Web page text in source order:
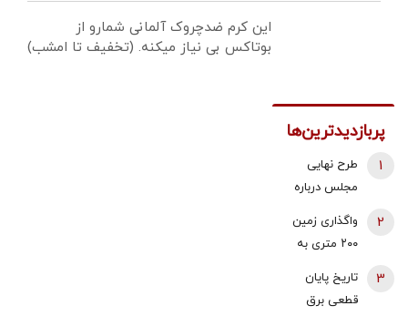
این کرم ضدچروک آلمانی شمارو از
بوتاکس بی نیاز میکنه. (تخفیف تا امشب)
پربازدیدترین‌ها
طرح نهایی
مجلس درباره
افزایش قیمت
1
واگذاری زمین
۲۰۰ متری به
سه فرزند/
2
تاریخ پایان
قطعی برق
3